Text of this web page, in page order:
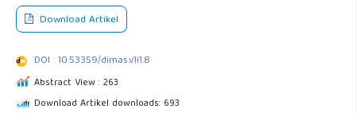
Download Artikel
DOI : 10.53359/dimas.v1i1.8
Abstract View : 263
Download Artikel downloads: 693